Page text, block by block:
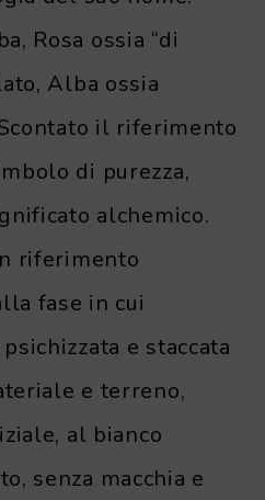
Rosa ossia “di
Alba ossia
il riferimento
di purezza,
alchemico.
riferimento
fase in cui
e staccata
e terreno,
al bianco
senza macchia e